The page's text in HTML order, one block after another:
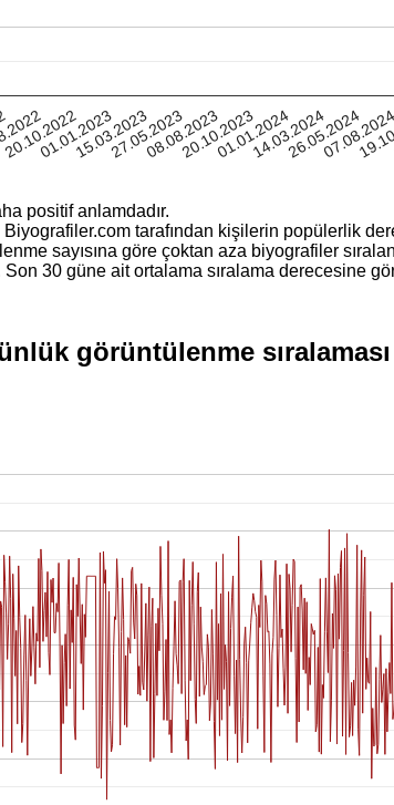
20.10.2022
01.01.2023
15.03.2023
27.05.2023
08.08.2023
20.10.2023
01.01.2024
14.03.2024
26.05.2024
positif anlamdadır.
tarafından kişilerin popülerlik
sayısına göre çoktan aza biyografiler
30 güne ait ortalama sıralama derecesine
görüntülenme